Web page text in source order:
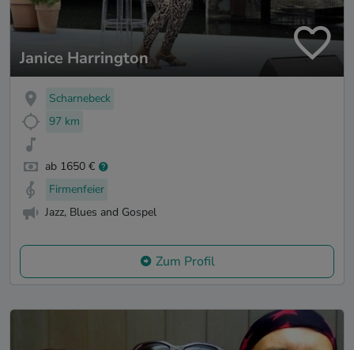
Janice Harrington
Scharnebeck
97 km
ab 1650 €
Firmenfeier
Jazz, Blues and Gospel
Zum Profil